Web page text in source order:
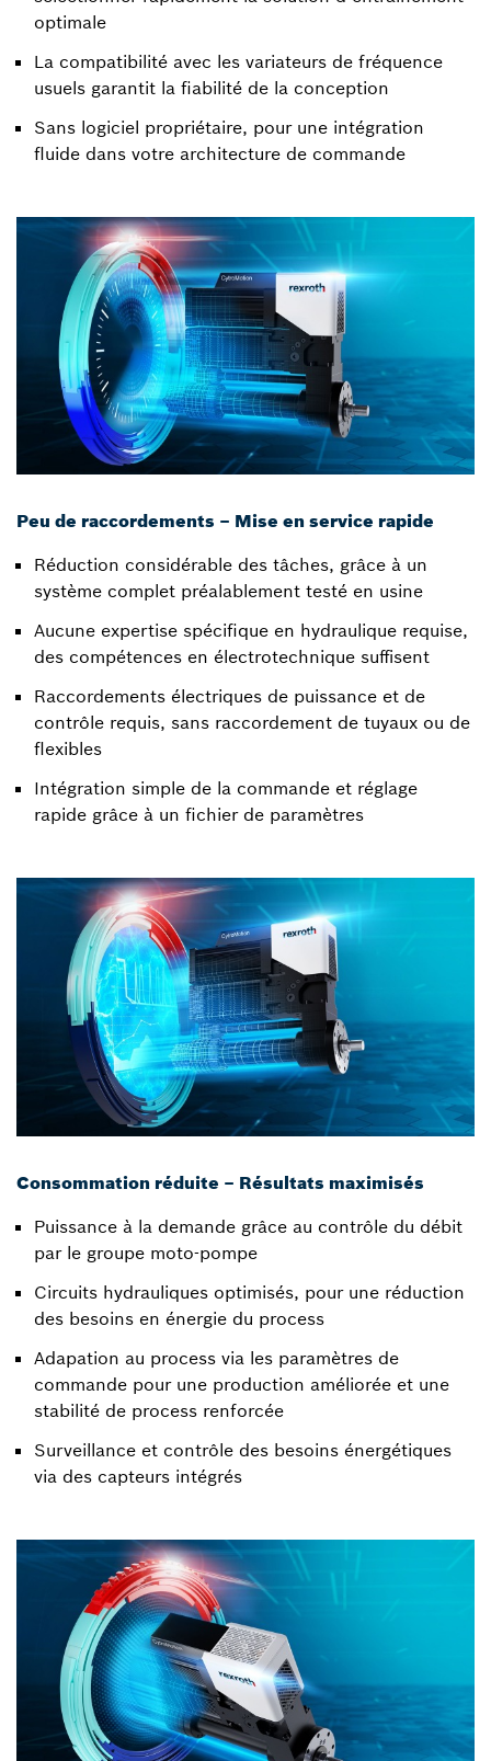
optimale
La compatibilité avec les variateurs de fréquence
usuels garantit la fiabilité de la conception
Sans logiciel propriétaire, pour une intégration
fluide dans votre architecture de commande
Peu de raccordements – Mise en service rapide
Réduction considérable des tâches, grâce à un
système complet préalablement testé en usine
Aucune expertise spécifique en hydraulique requise,
des compétences en électrotechnique suffisent
Raccordements électriques de puissance et de
contrôle requis, sans raccordement de tuyaux ou de
flexibles
Intégration simple de la commande et réglage
rapide grâce à un fichier de paramètres
Consommation réduite – Résultats maximisés
Puissance à la demande grâce au contrôle du débit
par le groupe moto-pompe
Circuits hydrauliques optimisés, pour une réduction
des besoins en énergie du process
Adapation au process via les paramètres de
commande pour une production améliorée et une
stabilité de process renforcée
Surveillance et contrôle des besoins énergétiques
via des capteurs intégrés